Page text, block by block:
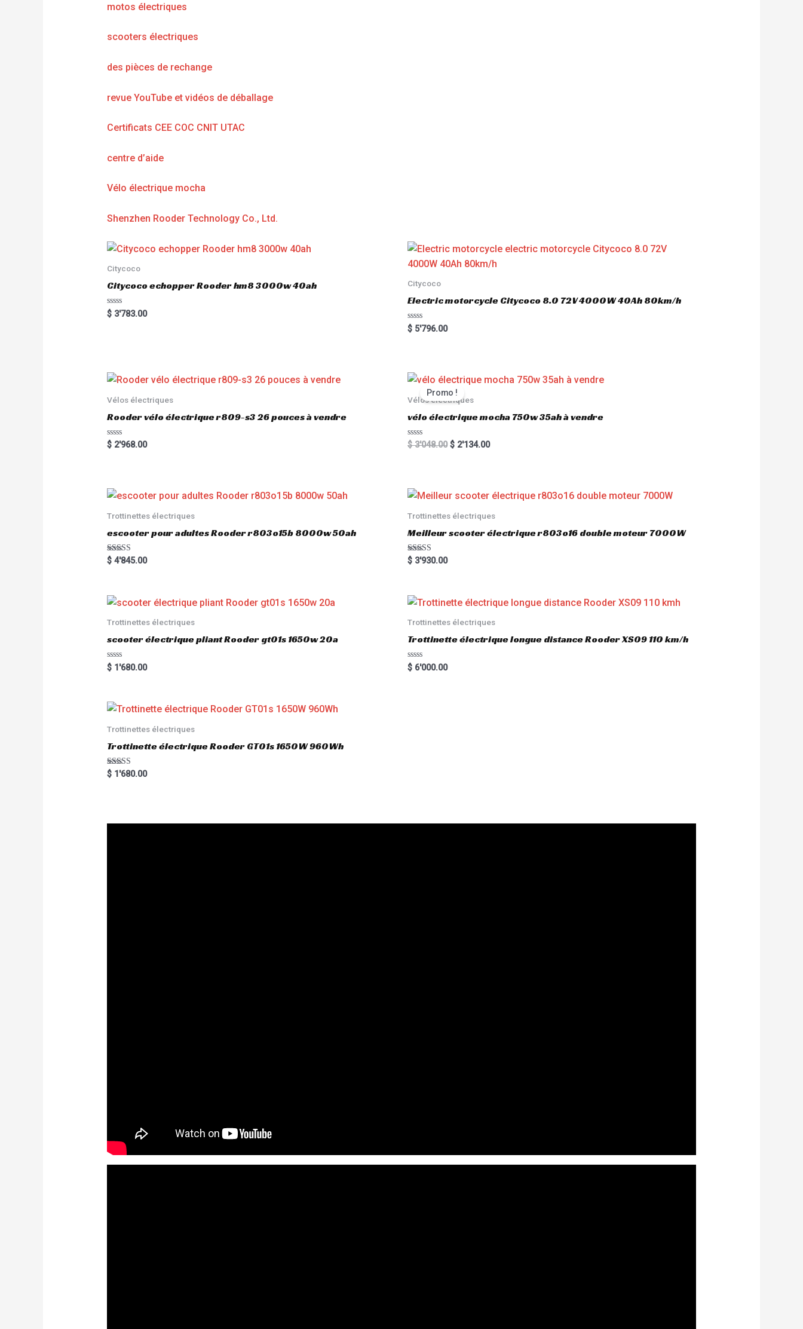
motos électriques
scooters électriques
des pièces de rechange
revue YouTube et vidéos de déballage
Certificats CEE COC CNIT UTAC
centre d’aide
Vélo électrique mocha
Shenzhen Rooder Technology Co., Ltd.
Citycoco
Citycoco echopper Rooder hm8 3000w 40ah
R
a
t
o
5
$3'783.00
Citycoco
Electric motorcycle Citycoco 8.0 72V 4000W 40Ah 80km/h
R
a
o
u
o
f
$ 5'796.00
Vélos électriques
Rooder vélo électrique r809-s3 26 pouces à vendre
R
a
o
u
o
f
$2'968.00
Promo !
Vélos électriques
vélo électrique mocha 750w 35ah à vendre
R
a
o
u
o
f
5
$3'048.00 $ 2'134.00
Trottinettes électriques
escooter pour adultes Rooder r803o15b 8000w 50ah
Rated
5.00
$4'845.00
Trottinettes électriques
Meilleur scooter électrique r803o16 double moteur 7000W
Rated
5.00
$ 3'930.00
Trottinettes électriques
scooter électrique pliant Rooder gt01s 1650w 20a
R
a
0
o
t
f
5
$1'680.00
Trottinettes électriques
Trottinette électrique longue distance Rooder XS09 110 km/h
R
a
$ 6'000.00
Trottinettes électriques
Trottinette électrique Rooder GT01s 1650W 960Wh
Rated
5.00
$1'680.00